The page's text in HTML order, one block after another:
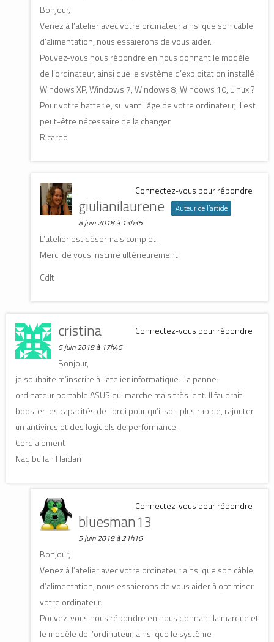
Bonjour,
Venez à l’atelier avec votre ordinateur ainsi que son câble
d’alimentation, nous essaierons de vous aider.
Pouvez-vous nous répondre en nous donnant le modèle
de l’ordinateur, ainsi que le système d’exploitation installé :
Windows XP, Windows 7, Windows 8, Windows 10, Linux ?
Pour votre batterie, suivant l’âge de votre ordinateur, il est
peut-être nécessaire de la changer.
Ricardo
Connectez-vous pour répondre
giulianilaurene Auteur de l’article
8 juin 2018 à 13h35
L’atelier est désormais complet.
Merci de vous inscrire ultérieurement.
Cdlt
Connectez-vous pour répondre
cristina
5 juin 2018 à 17h45
Bonjour,
je souhaite m’inscrire à l’atelier informatique. La panne:
ordinateur portable ASUS qui marche mais très lent. Il faudrait
booster les capacités de l’ordi pour qu’il soit plus rapide, rajouter
un antivirus et des logiciels de performance.
Cordialement
Naqibullah Haidari
Connectez-vous pour répondre
bluesman13
5 juin 2018 à 21h16
Bonjour,
Venez à l’atelier avec votre ordinateur ainsi que son câble
d’alimentation, nous essaierons de vous aider à optimiser
votre ordinateur.
Pouvez-vous nous répondre en nous donnant la marque et
le modèle de l’ordinateur, ainsi que le système